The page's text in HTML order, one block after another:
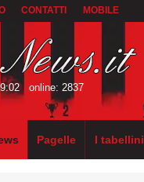
CONTATTI MOBILE
online: 2837
Pagelle I tabellini